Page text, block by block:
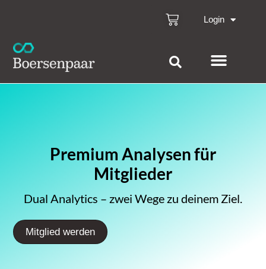
Login
Premium Analysen für
Mitglieder
Dual Analytics – zwei Wege zu deinem Ziel.
Mitglied werden